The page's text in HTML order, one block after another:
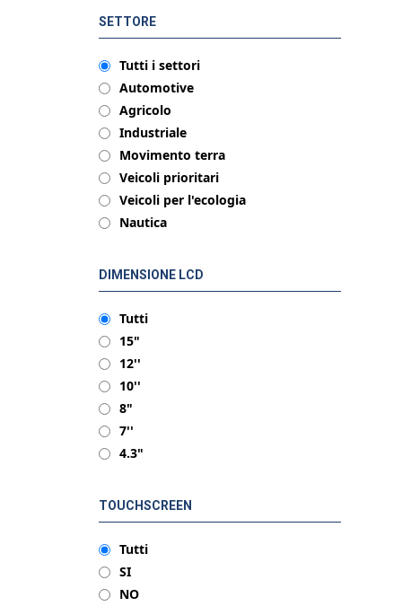
SETTORE
Tutti i settori
Automotive
Agricolo
Industriale
Movimento terra
Veicoli prioritari
Veicoli per l'ecologia
Nautica
DIMENSIONE LCD
Tutti
15"
12''
10''
8"
7''
4.3"
TOUCHSCREEN
Tutti
SI
NO